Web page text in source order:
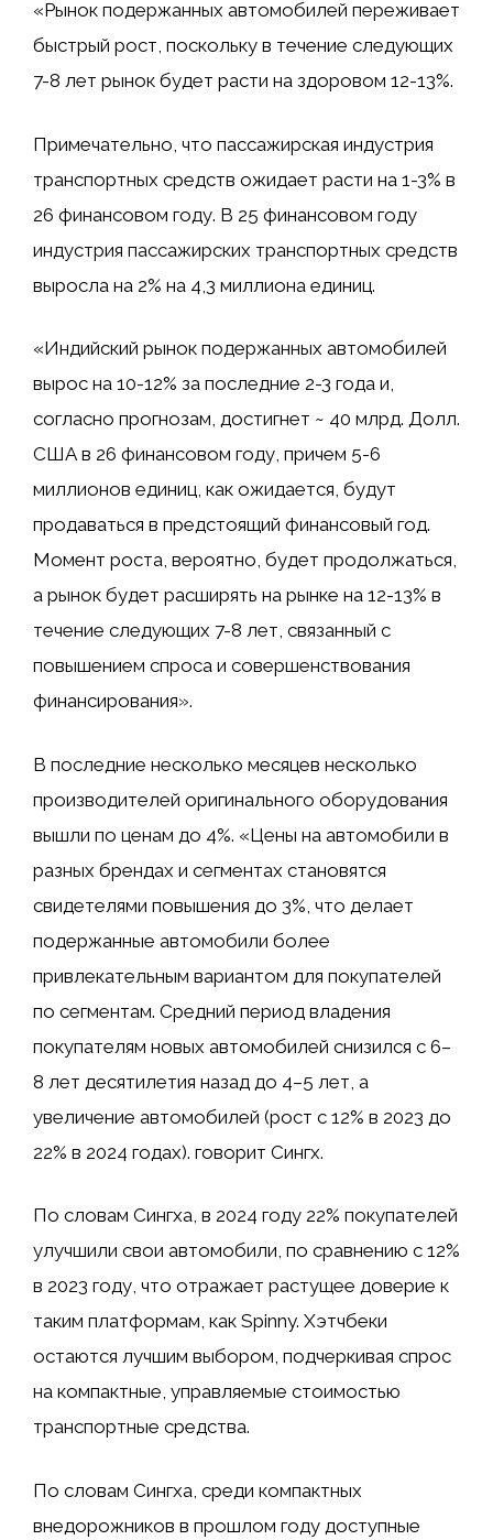
«Рынок подержанных автомобилей переживает
быстрый рост, поскольку в течение следующих
7-8 лет рынок будет расти на здоровом 12-13%.
Примечательно, что пассажирская индустрия
транспортных средств ожидает расти на 1-3% в
26 финансовом году. В 25 финансовом году
индустрия пассажирских транспортных средств
выросла на 2% на 4,3 миллиона единиц.
«Индийский рынок подержанных автомобилей
вырос на 10-12% за последние 2-3 года и,
согласно прогнозам, достигнет ~ 40 млрд. Долл.
США в 26 финансовом году, причем 5-6
миллионов единиц, как ожидается, будут
продаваться в предстоящий финансовый год.
Момент роста, вероятно, будет продолжаться,
а рынок будет расширять на рынке на 12-13% в
течение следующих 7-8 лет, связанный с
повышением спроса и совершенствования
финансирования».
В последние несколько месяцев несколько
производителей оригинального оборудования
вышли по ценам до 4%. «Цены на автомобили в
разных брендах и сегментах становятся
свидетелями повышения до 3%, что делает
подержанные автомобили более
привлекательным вариантом для покупателей
по сегментам. Средний период владения
покупателям новых автомобилей снизился с 6–
8 лет десятилетия назад до 4–5 лет, а
увеличение автомобилей (рост с 12% в 2023 до
22% в 2024 годах). говорит Сингх.
По словам Сингха, в 2024 году 22% покупателей
улучшили свои автомобили, по сравнению с 12%
в 2023 году, что отражает растущее доверие к
таким платформам, как Spinny. Хэтчбеки
остаются лучшим выбором, подчеркивая спрос
на компактные, управляемые стоимостью
транспортные средства.
По словам Сингха, среди компактных
внедорожников в прошлом году доступные